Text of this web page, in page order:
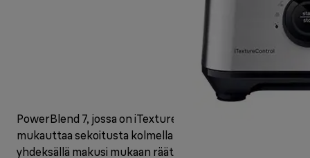
PowerBlend 7, jossa on iTextureControl, antaa sinun
mukauttaa sekoitusta kolmella rakenteella ja
yhdeksällä makusi mukaan räätälöidyllä